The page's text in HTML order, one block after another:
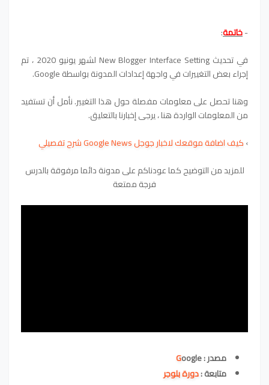
-خاتمة:
في تحديث New Blogger Interface Setting لشهر يونيو 2020 ، تم
إجراء بعض التغييرات في واجهة إعدادات المدونة بواسطة Google.
وهنا تحصل على معلومات مفصلة حول هذا التغيير.نأمل أن تستفيد
من المعلومات الواردة هنا ، يرجى إخبارنا بالتعليق.
›كيف اضافة موقعك لاخبار جوجل Google News شرح تفصيلي
للمزيد من التوضيح كما عودناكم على مدونة دائما مرفوقة بالدرس
فرجة ممتعة
مصدر : Google
متابعة:دورة بلوجر